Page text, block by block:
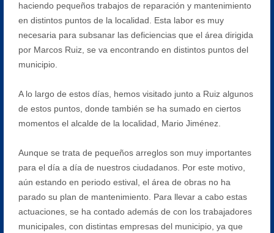
haciendo pequeños trabajos de reparación y mantenimiento
en distintos puntos de la localidad. Esta labor es muy
necesaria para subsanar las deficiencias que el área dirigida
por Marcos Ruiz, se va encontrando en distintos puntos del
municipio.
A lo largo de estos días, hemos visitado junto a Ruiz algunos
de estos puntos, donde también se ha sumado en ciertos
momentos el alcalde de la localidad, Mario Jiménez.
Aunque se trata de pequeños arreglos son muy importantes
para el día a día de nuestros ciudadanos. Por este motivo,
aún estando en periodo estival, el área de obras no ha
parado su plan de mantenimiento. Para llevar a cabo estas
actuaciones, se ha contado además de con los trabajadores
municipales, con distintas empresas del municipio, ya que